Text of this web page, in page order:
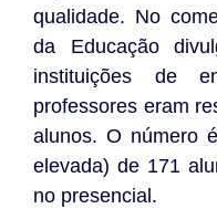
qualidade. No
da Educação
instituições de
professores eram
alunos. O número
elevada) de 171
no presencial.